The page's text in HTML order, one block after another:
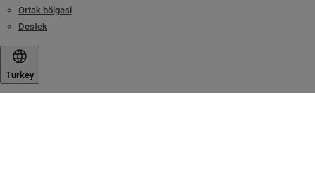
Ortak bölgesi
Destek
Turkey